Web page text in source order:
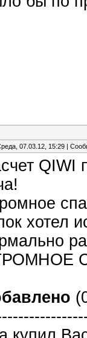
07.03.12, 15:29 |
QIWI
хотел